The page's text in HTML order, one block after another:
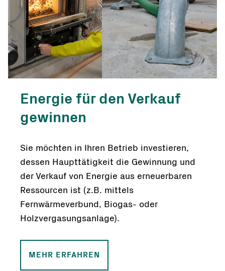
Energie für den Verkauf
gewinnen
Sie möchten in Ihren Betrieb investieren,
dessen Haupttätigkeit die Gewinnung und
der Verkauf von Energie aus erneuerbaren
Ressourcen ist (z.B. mittels
Fernwärmeverbund, Biogas- oder
Holzvergasungsanlage).
MEHR ERFAHREN